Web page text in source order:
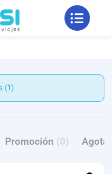
Filters (1)
Promoción (0)